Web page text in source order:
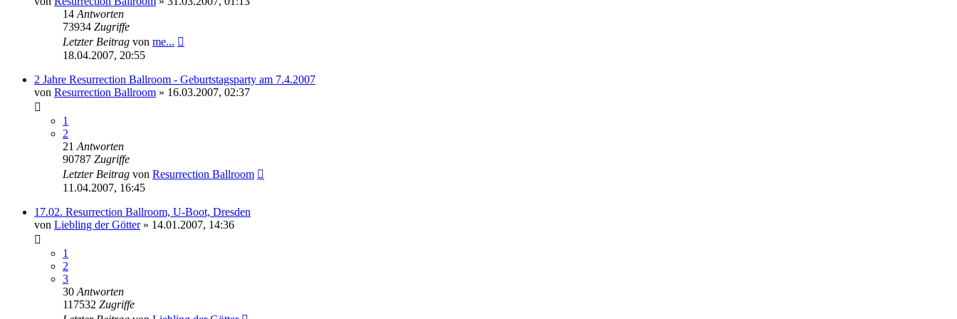
14Antworten
73934 Zugriffe
Letzter Beitrag von me...
18.04.2007, 20:55
2 Jahre Resurrection Ballroom - Geburtstagsparty am 7.4.2007
von Resurrection Ballroom » 16.03.2007, 02:37
1
2
21Antworten
90787 Zugriffe
Letzter Beitrag von Resurrection Ballroom
11.04.2007, 16:45
17.02. Resurrection Ballroom, U-Boot, Dresden
von Liebling der Götter» 14.01.2007, 14:36
1
2
3
30Antworten
117532 Zugriffe